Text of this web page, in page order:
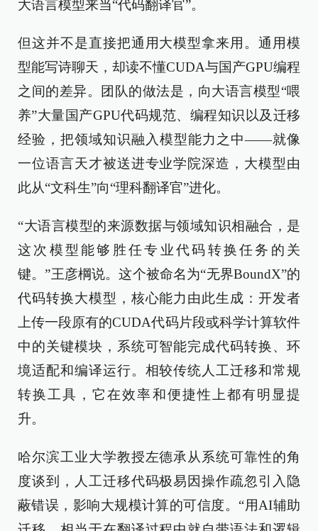
大语言模型来当“代码翻译官”。
但这并不是直接把通用大模型拿来用。通用模
型能写诗聊天，却读不懂CUDA与国产GPU编程
之间的差异。团队的做法是，向大语言模型“喂
养”大量国产GPU代码规范、编程知识以及迁移
经验，把领域知识融入模型能力之中——就像
一位语言天才被送进专业学院深造，大模型由
此从“文科生”向“理科翻译官”进化。
“大语言模型的来源数据与领域知识相融合，是
这次模型能够胜任专业代码转换任务的关
键。”王彦棡说。这个被命名为“无界BoundX”的
代码转换大模型，核心能力由此生成：开发者
上传一段原有的CUDA代码片段或科学计算软件
中的关键模块，系统可智能完成代码转换、环
境适配和编译运行。相较传统人工迁移和常规
转换工具，它在效率和便捷性上都有明显提
升。
哈尔滨工业大学教授左德承从系统可靠性的角
度谈到，人工迁移代码极易因操作疏忽引入隐
蔽错误，影响大规模计算的可信度。“用AI辅助